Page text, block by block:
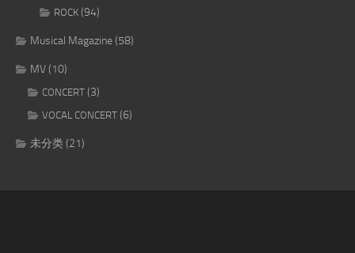
ROCK (94)
Musical Magazine(58)
MV(10)
CONCERT (3)
VOCAL CONCERT (6)
未分类(21)